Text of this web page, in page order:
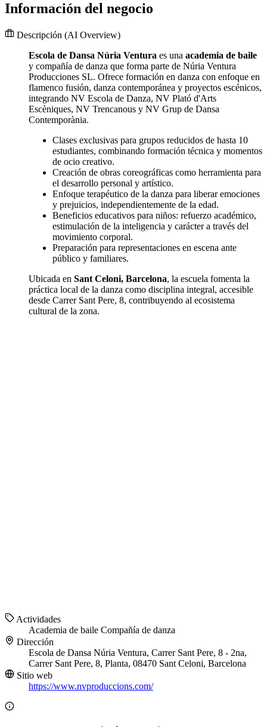
Información del negocio
Descripción (AI Overview)
Escola de Dansa Núria Ventura es una academia de baile
y compañía de danza que forma parte de Núria Ventura
Producciones SL. Ofrece formación en danza con enfoque en
flamenco fusión, danza contemporánea y proyectos escénicos,
integrando NV Escola de Danza, NV Plató d'Arts
Escèniques, NV Trencanous y NV Grup de Dansa
Contemporània.
Clases exclusivas para grupos reducidos de hasta 10
estudiantes, combinando formación técnica y momentos
de ocio creativo.
Creación de obras coreográficas como herramienta para
el desarrollo personal y artístico.
Enfoque terapéutico de la danza para liberar emociones
y prejuicios, independientemente de la edad.
Beneficios educativos para niños: refuerzo académico,
estimulación de la inteligencia y carácter a través del
movimiento corporal.
Preparación para representaciones en escena ante
público y familiares.
Ubicada en Sant Celoni, Barcelona, la escuela fomenta la
práctica local de la danza como disciplina integral, accesible
desde Carrer Sant Pere, 8, contribuyendo al ecosistema
cultural de la zona.
Actividades
Academia de baile Compañía de danza
Dirección
Escola de Dansa Núria Ventura, Carrer Sant Pere, 8 - 2na,
Carrer Sant Pere, 8, Planta, 08470 Sant Celoni, Barcelona
Sitio web
https://www.nvproduccions.com/